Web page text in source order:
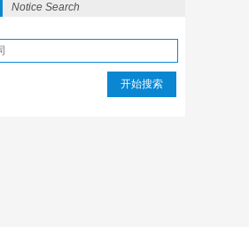
Notice Search
开始搜索